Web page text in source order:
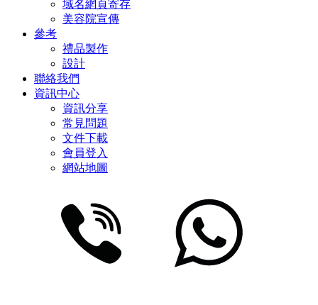
域名網頁寄存
美容院宣傳
參考
禮品製作
設計
聯絡我們
資訊中心
資訊分享
常見問題
文件下載
會員登入
網站地圖